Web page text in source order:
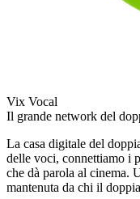
Vix Vocal
Il grande network del
La casa digitale del
delle voci, connettiamo i
che dà parola al cinema.
mantenuta da chi il